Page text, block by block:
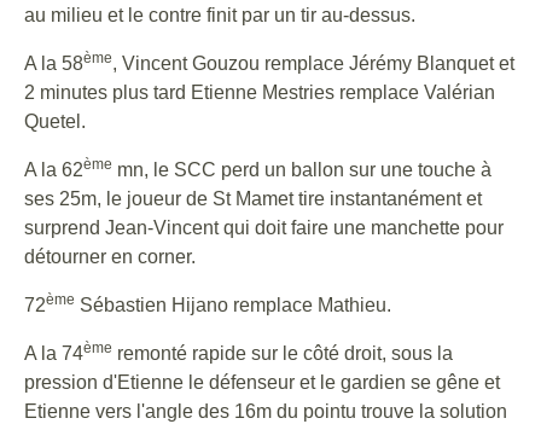
au milieu et le contre finit par un tir au-dessus.
A la 58ème, Vincent Gouzou remplace Jérémy Blanquet et
2 minutes plus tard Etienne Mestries remplace Valérian
Quetel.
A la 62ème mn, le SCC perd un ballon sur une touche à
ses 25m, le joueur de St Mamet tire instantanément et
surprend Jean-Vincent qui doit faire une manchette pour
détourner en corner.
72ème Sébastien Hijano remplace Mathieu.
A la 74ème remonté rapide sur le côté droit, sous la
pression d'Etienne le défenseur et le gardien se gêne et
Etienne vers l'angle des 16m du pointu trouve la solution